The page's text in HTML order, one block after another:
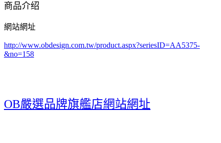
商品介绍
網站網址
http://www.obdesign.com.tw/product.aspx?seriesID=AA5375-
&no=158
OB嚴選品牌旗艦店網站網址